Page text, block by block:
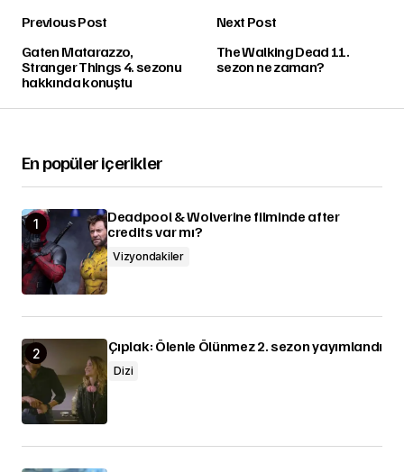
Previous Post
Gaten Matarazzo,
Stranger Things 4. sezonu
hakkında konuştu
Next Post
The Walking Dead 11.
sezon ne zaman?
En popüler içerikler
Deadpool & Wolverine filminde after
credits var mı?
Vizyondakiler
Çıplak: Ölenle Ölünmez 2. sezon yayımlandı
Dizi